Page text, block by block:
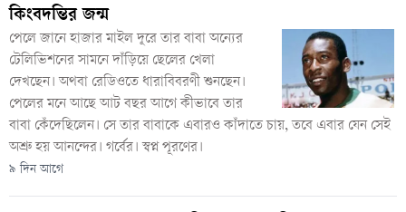
কিংবদন্তির জন্ম
পেলে জানে হাজার মাইল দূরে তার বাবা অন্যের
টেলিভিশনের সামনে দাঁড়িয়ে ছেলের খেলা
দেখছেন। অথবা রেডিওতে ধারাবিবরণী শুনছেন।
পেলের মনে আছে আট বছর আগে কীভাবে তার
বাবা কেঁদেছিলেন। সে তার বাবাকে এবারও কাঁদাতে চায়, তবে এবার যেন সেই
অশ্রু হয় আনন্দের। গর্বের। স্বপ্ন পূরণের।
৯ দিন আগে